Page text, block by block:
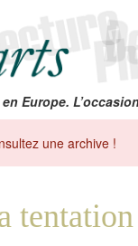
Europe.
une archive !